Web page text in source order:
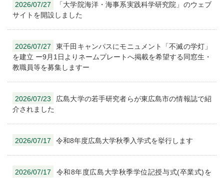
2026/07/27
「大学院海洋・海事系実践科学研究院」のウェブ
サイトを開設しました
2026/07/27
東千田キャンパスにモニュメント「不滅の学灯」
を建立 ー9月1日よりネームプレートへ掲載を希望する同窓生・
教職員等を募集しますー
2026/07/23
広島大学の若手研究者らが東広島市の情報誌で紹
介されました
2026/07/17 令和8年度広島大学秋季入学式を挙行します
2026/07/17
令和8年度広島大学秋季学位記授与式(卒業式)を